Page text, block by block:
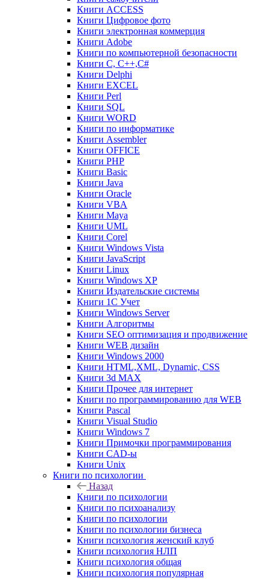
Книги ACCESS
Книги Цифровое фото
Книги электронная коммерция
Книги Adobe
Книги по компьютерной безопасности
Книги C, C++,С#
Книги Delphi
Книги EXCEL
Книги Perl
Книги SQL
Книги WORD
Книги по информатике
Книги Assembler
Книги OFFICE
Книги PHP
Книги Basic
Книги Java
Книги Oracle
Книги VBA
Книги Maya
Книги UML
Книги Corel
Книги Windows Vista
Книги JavaScript
Книги Linux
Книги Windows XP
Книги Издательские системы
Книги 1C Учет
Книги Windows Server
Книги Алгоритмы
Книги SEO оптимизация и продвижение
Книги WEB дизайн
Книги Windows 2000
Книги HTML,XML, Dynamic, CSS
Книги 3d MAX
Книги Прочее для интернет
Книги по программированию для WEB
Книги Pascal
Книги Visual Studio
Книги Windows 7
Книги Примочки программирования
Книги CAD-ы
Книги Unix
Книги по психологии
Назад
Книги по психологии
Книги по психоанализу
Книги по психологии
Книги по психологии бизнеса
Книги психология женский клуб
Книги психология НЛП
Книги психология общая
Книги психология популярная